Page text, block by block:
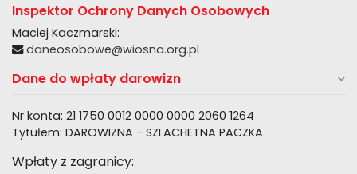
Inspektor Ochrony Danych Osobowych
Maciej Kaczmarski:
daneosobowe@wiosna.org.pl
Dane do wpłaty darowizn
Nr konta: 21 1750 0012 0000 0000 2060 1264
Tytułem: DAROWIZNA - SZLACHETNA PACZKA
Wpłaty z zagranicy: